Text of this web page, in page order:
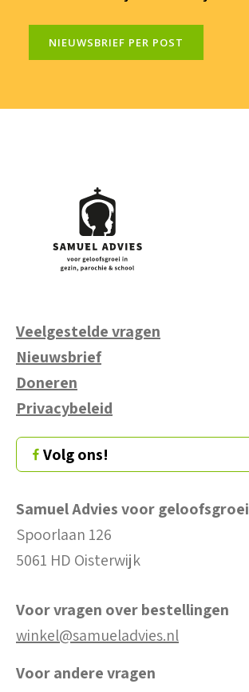
NIEUWSBRIEF PER POST
Veelgestelde vragen
Nieuwsbrief
Doneren
Privacybeleid
Volg ons!
Samuel Advies voor geloofsgroei
Spoorlaan 126
5061 HD Oisterwijk
Voor vragen over bestellingen
winkel@samueladvies.nl
Voor andere vragen